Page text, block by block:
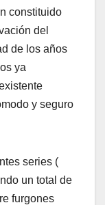
constituido
del
de los años
ya
y seguro
series (
un total de
furgones